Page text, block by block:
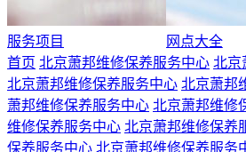
服务项目 网点大全
首页 北京萧邦维修保养服务中心 北京
北京萧邦维修保养服务中心 北京萧邦
萧邦维修保养服务中心 北京萧邦维修
维修保养服务中心 北京萧邦维修保养
保养服务中心 北京萧邦维修保养服务